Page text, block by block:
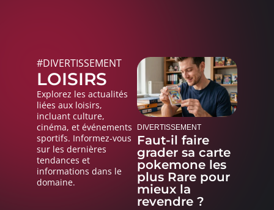
#DIVERTISSEMENT
LOISIRS
Explorez les actualités
liées aux loisirs,
incluant culture,
cinéma, et événements
sportifs. Informez-vous
sur les dernières
tendances et
informations dans le
domaine.
DIVERTISSEMENT
Faut-il faire
grader sa carte
pokemone les
plus Rare pour
mieux la
revendre ?